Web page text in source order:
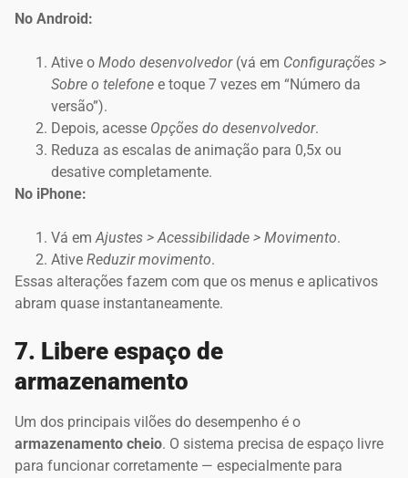
No Android:
Ative o Modo desenvolvedor(vá em Configurações >
Sobre o telefone e toque 7 vezes em “Número da
versão”).
Depois, acesse Opções do desenvolvedor.
Reduza as escalas de animação para 0,5x ou
desative completamente.
No iPhone:
Vá emAjustes > Acessibilidade > Movimento.
Ative Reduzir movimento.
Essas alterações fazem com que os menus e aplicativos
abram quase instantaneamente.
7. Libere espaço de
armazenamento
Um dos principais vilões do desempenho é o
armazenamento cheio. O sistema precisa de espaço livre
para funcionar corretamente — especialmente para